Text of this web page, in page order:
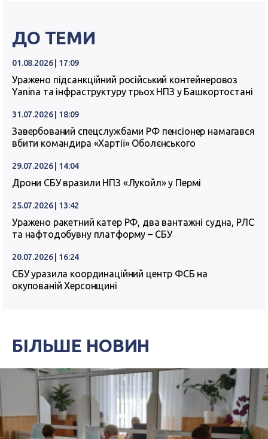
ДО ТЕМИ
01.08.2026 | 17:09
Уражено підсанкційний російський контейнеровоз
Yanina та інфраструктуру трьох НПЗ у Башкортостані
31.07.2026 | 18:09
Завербований спецслужбами РФ пенсіонер намагався
вбити командира «Хартії» Оболєнського
29.07.2026 | 14:04
Дрони СБУ вразили НПЗ «Лукойл» у Пермі
25.07.2026 | 13:42
Уражено ракетний катер РФ, два вантажні судна, РЛС
та нафтодобувну платформу – СБУ
20.07.2026 | 16:24
СБУ уразила координаційний центр ФСБ на
окупованій Херсонщині
БІЛЬШЕ НОВИН